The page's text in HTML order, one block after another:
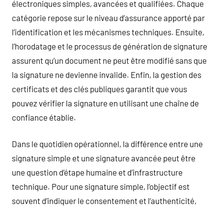
électroniques simples, avancées et qualifiées. Chaque
catégorie repose sur le niveau d’assurance apporté par
l’identification et les mécanismes techniques. Ensuite,
l’horodatage et le processus de génération de signature
assurent qu’un document ne peut être modifié sans que
la signature ne devienne invalide. Enfin, la gestion des
certificats et des clés publiques garantit que vous
pouvez vérifier la signature en utilisant une chaîne de
confiance établie.
Dans le quotidien opérationnel, la différence entre une
signature simple et une signature avancée peut être
une question d’étape humaine et d’infrastructure
technique. Pour une signature simple, l’objectif est
souvent d’indiquer le consentement et l’authenticité,